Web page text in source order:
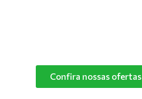
Confira nossas ofertas